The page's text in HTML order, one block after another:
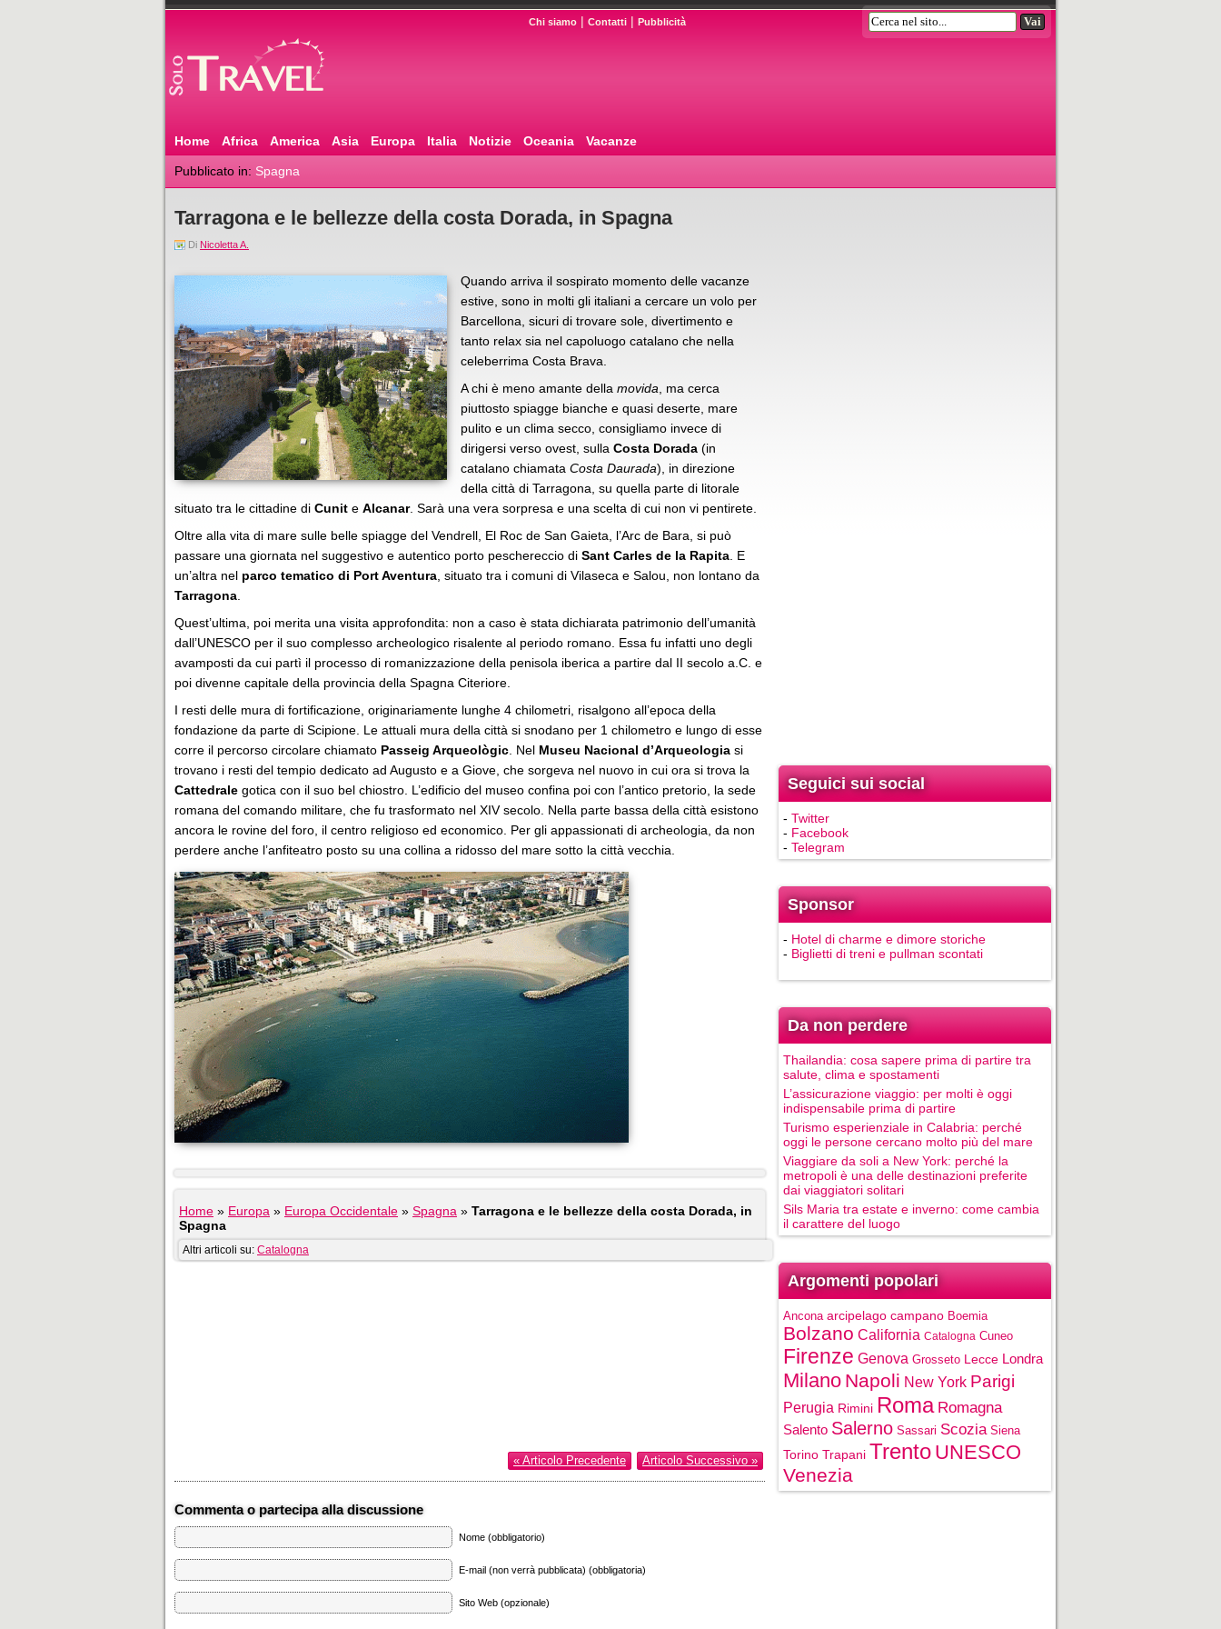
Chi siamo | Contatti | Pubblicità
Home Africa America Asia Europa Italia Notizie Oceania Vacanze
Pubblicato in: Spagna
Tarragona e le bellezze della costa Dorada, in Spagna
Di Nicoletta A.
Quando arriva il sospirato momento delle vacanze
estive, sono in molti gli italiani a cercare un volo per
Barcellona, sicuri di trovare sole, divertimento e
tanto relax sia nel capoluogo catalano che nella
celeberrima Costa Brava.
A chi è meno amante della movida , ma cerca
piuttosto spiagge bianche e quasi deserte, mare
pulito e un clima secco, consigliamo invece di
dirigersi verso ovest, sulla Costa Dorada (in
catalano chiamata Costa Daurada), in direzione
della città di Tarragona, su quella parte di litorale
situato tra le cittadine di Cunit e Alcanar. Sarà una vera sorpresa e una scelta di cui non vi pentirete.
Oltre alla vita di mare sulle belle spiagge del Vendrell, El Roc de San Gaieta, l’Arc de Bara, si può
passare una giornata nel suggestivo e autentico porto peschereccio di Sant Carles de la Rapita . E
un’altra nel parco tematico di Port Aventura , situato tra i comuni di Vilaseca e Salou, non lontano da
Tarragona
Quest’ultima, poi merita una visita approfondita: non a caso è stata dichiarata patrimonio dell’umanità
dall’UNESCO per il suo complesso archeologico risalente al periodo romano. Essa fu infatti uno degli
avamposti da cui partì il processo di romanizzazione della penisola iberica a partire dal II secolo a.C. e
poi divenne capitale della provincia della Spagna Citeriore.
I resti delle mura di fortificazione, originariamente lunghe 4 chilometri, risalgono all’epoca della
fondazione da parte di Scipione. Le attuali mura della città si snodano per 1 chilometro e lungo di esse
corre il percorso circolare chiamato Passeig Arqueològic . Nel Museu Nacional d’Arqueologia si
trovano i resti del tempio dedicato ad Augusto e a Giove, che sorgeva nel nuovo in cui ora si trova la
Cattedrale gotica con il suo bel chiostro. L’edificio del museo confina poi con l’antico pretorio, la sede
romana del comando militare, che fu trasformato nel XIV secolo. Nella parte bassa della città esistono
ancora le rovine del foro, il centro religioso ed economico. Per gli appassionati di archeologia, da non
perdere anche l’anfiteatro posto su una collina a ridosso del mare sotto la città vecchia.
Home » Europa » Europa Occidentale » Spagna » Tarragona e le bellezze della costa Dorada, in
Spagna
Altri articoli su: Catalogna
« Articolo Precedente Articolo Successivo »
Commenta o partecipa alla discussione
Nome (obbligatorio)
E-mail (non verrà pubblicata) (obbligatoria)
Sito Web (opzionale)
Seguici sui social
- Twitter
- Facebook
- Telegram
Sponsor
- Hotel di charme e dimore storiche
- Biglietti di treni e pullman scontati
Da non perdere
Thailandia: cosa sapere prima di partire tra
salute, clima e spostamenti
L’assicurazione viaggio: per molti è oggi
indispensabile prima di partire
Turismo esperienziale in Calabria: perché
oggi le persone cercano molto più del mare
Viaggiare da soli a New York: perché la
metropoli è una delle destinazioni preferite
dai viaggiatori solitari
Sils Maria tra estate e inverno: come cambia
il carattere del luogo
Argomenti popolari
Ancona arcipelago campano Boemia
Bolzano California Catalogna Cuneo
Firenze Genova Grosseto Lecce Londra
Milano Napoli New York Parigi
Perugia Rimini Roma Romagna
Salento Salerno Sassari Scozia Siena
Torino Trapani Trento UNESCO
Venezia